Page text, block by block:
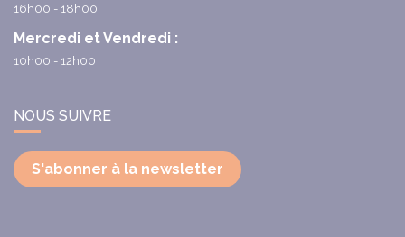
16h00 - 18h00
Mercredi et Vendredi :
10h00 - 12h00
NOUS SUIVRE
S'abonner à la newsletter